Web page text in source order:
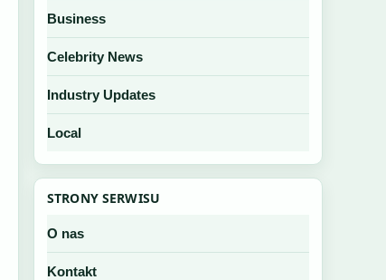
Business
Celebrity News
Industry Updates
Local
STRONY SERWISU
O nas
Kontakt